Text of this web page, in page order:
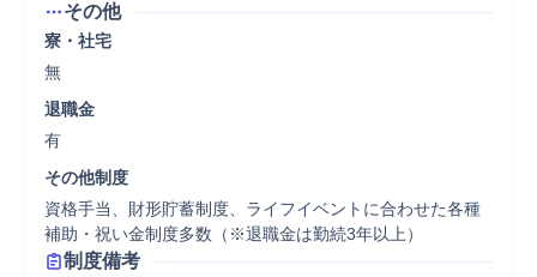
その他
寮・社宅
無
退職金
有
その他制度
資格手当、財形貯蓄制度、ライフイベントに合わせた各種
補助・祝い金制度多数（※退職金は勤続3年以上）
制度備考